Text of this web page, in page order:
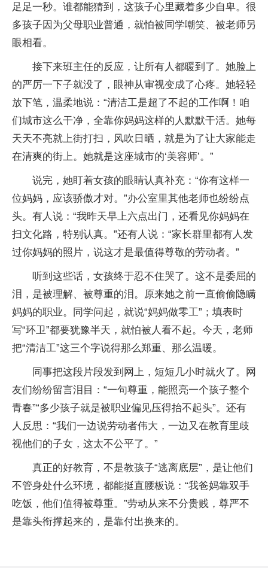
足足一秒。谁都能猜到，这孩子心里藏着多少自卑。很
多孩子因为父母职业普通，就怕被同学嘲笑、被老师另
眼相看。
接下来班主任的反应，让所有人都暖到了。她脸上
的严厉一下子就没了，眼神从审视变成了心疼。她轻轻
放下笔，温柔地说：“清洁工是超了不起的工作啊！咱
们城市这么干净，全靠你妈妈这样的人默默干活。她每
天天不亮就上街打扫，风吹日晒，就是为了让大家能走
在清爽的街上。她就是这座城市的‘美容师’。”
说完，她盯着女孩的眼睛认真补充：“你有这样一
位妈妈，应该骄傲才对。”办公室里其他老师也纷纷点
头。有人说：“我昨天早上六点出门，还看见你妈妈在
扫文化路，特别认真。”还有人说：“家长群里都有人发
过你妈妈的照片，说这才是最值得尊敬的劳动者。”
听到这些话，女孩终于忍不住哭了。这不是委屈的
泪，是被理解、被尊重的泪。原来她之前一直偷偷隐瞒
妈妈的职业。同学问起，就说“妈妈做零工”；填表时
写“环卫”都要犹豫半天，就怕被人看不起。今天，老师
把“清洁工”这三个字说得那么郑重、那么温暖。
同事把这段片段发到网上，短短几小时就火了。网
友们纷纷留言泪目：“一句尊重，能照亮一个孩子整个
青春”“多少孩子就是被职业偏见压得抬不起头”。还有
人反思：“我们一边说劳动者伟大，一边又在教育里歧
视他们的子女，这太不公平了。”
真正的好教育，不是教孩子“逃离底层”，是让他们
不管身处什么环境，都能挺直腰板说：“我爸妈靠双手
吃饭，他们值得被尊重。”劳动从来不分贵贱，尊严不
是靠头衔撑起来的，是靠付出换来的。